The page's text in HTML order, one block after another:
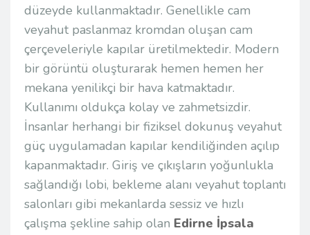
düzeyde kullanmaktadır. Genellikle cam
veyahut paslanmaz kromdan oluşan cam
çerçeveleriyle kapılar üretilmektedir. Modern
bir görüntü oluşturarak hemen hemen her
mekana yenilikçi bir hava katmaktadır.
Kullanımı oldukça kolay ve zahmetsizdir.
İnsanlar herhangi bir fiziksel dokunuş veyahut
güç uygulamadan kapılar kendiliğinden açılıp
kapanmaktadır. Giriş ve çıkışların yoğunlukla
sağlandığı lobi, bekleme alanı veyahut toplantı
salonları gibi mekanlarda sessiz ve hızlı
çalışma şekline sahip olan Edirne İpsala